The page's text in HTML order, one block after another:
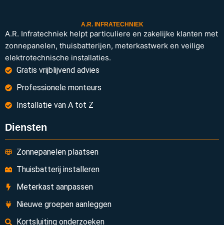
A.R. INFRATECHNIEK
A.R. Infratechniek helpt particuliere en zakelijke klanten met
zonnepanelen, thuisbatterijen, meterkastwerk en veilige
elektrotechnische installaties.
Gratis vrijblijvend advies
Professionele monteurs
Installatie van A tot Z
Diensten
Zonnepanelen plaatsen
Thuisbatterij installeren
Meterkast aanpassen
Nieuwe groepen aanleggen
Kortsluiting onderzoeken